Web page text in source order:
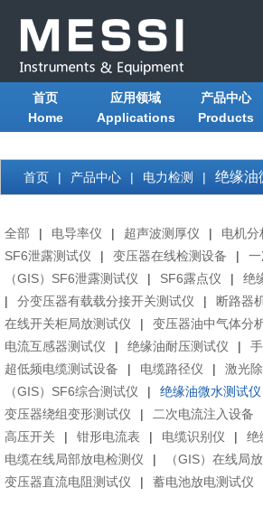
首页
Home
应用领域
Applications
产品中心
Products
首页 | 产品中心 | 电力检测 | 绝缘油
全部 | 电导率仪 | 超声波测厚仪 | 电机分
SF6泄露测试仪
| 变压器在线检测设备 |
（GIS）SF6泄露测试仪
| SF6露点仪 | 绝
|
分变压器有载载分接开关测试仪 | 断路器
在线开关柜局放测试仪
| 变压器油中气体分
电流互感器测试仪
| 绝缘油耐压测试仪 |
超低频电缆测试设备
| 电缆路径仪 | 激光
（GIS）SF6综合测试仪
| 绝缘油微水测试仪
变压器绕组变形测试仪
| 二次电流注入设备
高压开关
| 钳形电流表 | 电缆识别仪 | 绝
电缆在线局部放电检测仪
| （GIS）在线局
变压器直流电阻测试仪
| 蓄电池放电测试仪